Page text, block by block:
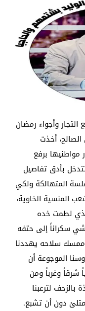
وأجواء رمضان
أخذت
برفع
بأدق تفاصيل
المتهالكة ولكي
المنسية الخاوية،
لطمت خده
سكراناً إلى حتفه
ممسك سلاحه يهددنا
الموجوعة أن
شرقاً وغرباً ومن
لترعبنا
دون أن تشبع.